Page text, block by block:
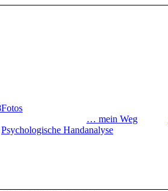
Fotos
… mein Weg
Psychologische Handanalyse